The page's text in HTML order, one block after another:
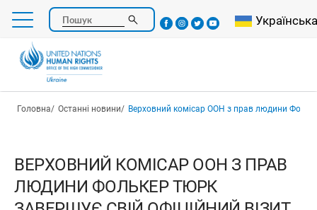
Перейти
основного
Пошук Select your
Українська
Рядок навіґації
Головна Останні новини Верховний комісар ООН з прав людини Фолькер Тюрк завершує
ВЕРХОВНИЙ КОМІСАР ООН З ПРАВ
ЛЮДИНИ ФОЛЬКЕР ТЮРК